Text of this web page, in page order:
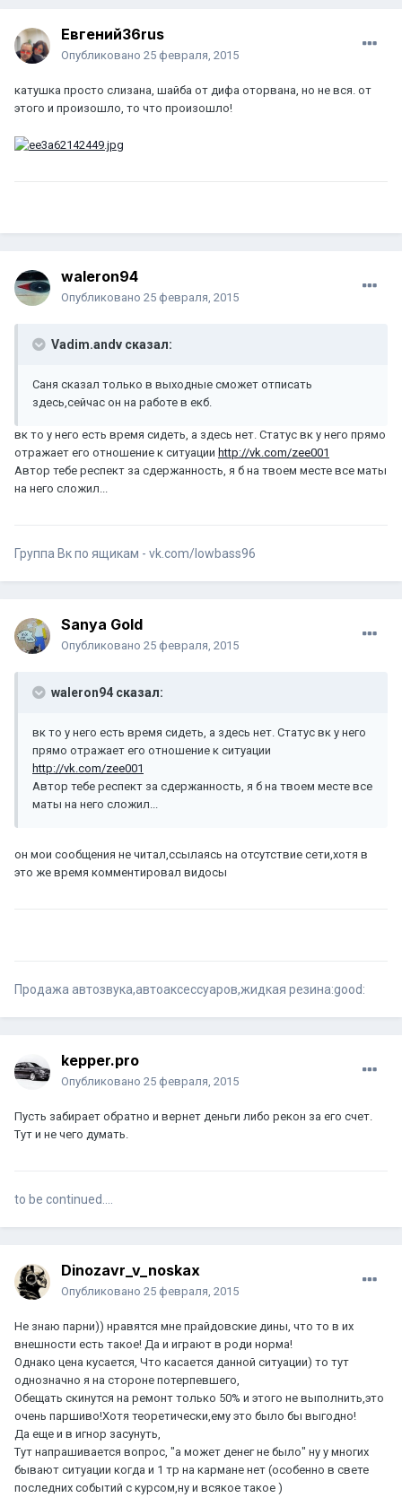
Евгений36rus
Опубликовано 25 февраля, 2015
катушка просто слизана, шайба от дифа оторвана, но не вся. от
этого и произошло, то что произошло!
waleron94
Опубликовано 25 февраля, 2015
Vadim.andv сказал:
Саня сказал только в выходные сможет отписать
здесь,сейчас он на работе в екб.
вк то у него есть время сидеть, а здесь нет. Статус вк у него прямо
отражает его отношение к ситуации http://vk.com/zee001
Автор тебе респект за сдержанность, я б на твоем месте все маты
на него сложил...
Группа Вк по ящикам - vk.com/lowbass96
Sanya Gold
Опубликовано 25 февраля, 2015
waleron94 сказал:
вк то у него есть время сидеть, а здесь нет. Статус вк у него
прямо отражает его отношение к ситуации
http://vk.com/zee001
Автор тебе респект за сдержанность, я б на твоем месте все
маты на него сложил...
он мои сообщения не читал,ссылаясь на отсутствие сети,хотя в
это же время комментировал видосы
Продажа автозвука,автоаксессуаров,жидкая резина:good:
kepper.pro
Опубликовано 25 февраля, 2015
Пусть забирает обратно и вернет деньги либо рекон за его счет.
Тут и не чего думать.
to be continued....
Dinozavr_v_noskax
Опубликовано 25 февраля, 2015
Не знаю парни)) нравятся мне прайдовские дины, что то в их
внешности есть такое! Да и играют в роди норма!
Однако цена кусается, Что касается данной ситуации) то тут
однозначно я на стороне потерпевшего,
Обещать скинутся на ремонт только 50% и этого не выполнить,это
очень паршиво!Хотя теоретически,ему это было бы выгодно!
Да еще и в игнор засунуть,
Тут напрашивается вопрос, "а может денег не было" ну у многих
бывают ситуации когда и 1 тр на кармане нет (особенно в свете
последних событий с курсом,ну и всякое такое )